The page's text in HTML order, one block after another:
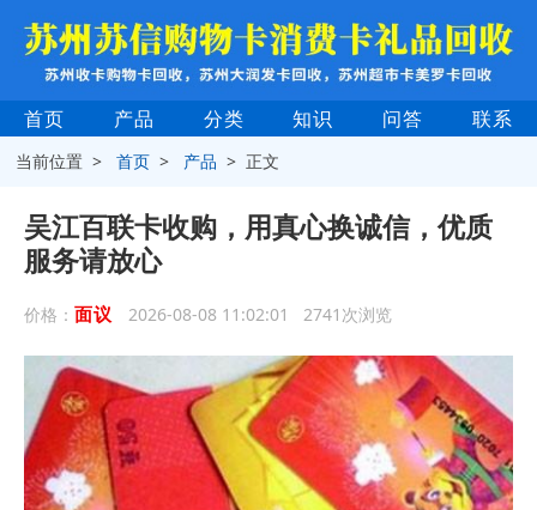
首页 产品 分类 知识 问答 联系
当前位置 >首页 > 产品 > 正文
吴江百联卡收购，用真心换诚信，优质
服务请放心
价格： 面议 2026-08-08 11:02:01 2741次浏览